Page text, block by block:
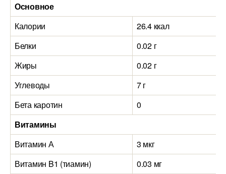
Основное
Калории
26.4 ккал
Белки
0.02 г
Жиры
0.02 г
Углеводы
7 г
Бета каротин
0
Витамины
Витамин А
3 мкг
Витамин B1 (тиамин)
0.03 мг